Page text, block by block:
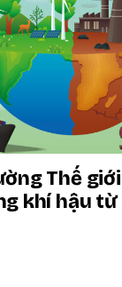
Thế
khí hậu